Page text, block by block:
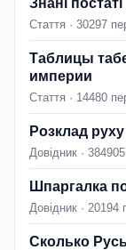
Стаття · 30297
Таблицы
империи
Стаття · 14480
Розклад
Довідник ·
Шпаргалка
Довідник · 20194
Сколько